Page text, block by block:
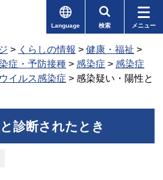
Language 検索 メニュー
> くらしの情報 > 健康・福祉 >
症・予防接種 > 感染症 > 感染症
イルス感染症 > 感染疑い・陽性と
診断されたとき